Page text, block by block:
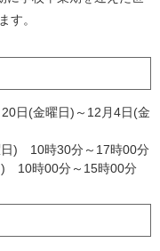
す。
日(金曜日)～12月4日(金
日) 10時30分～17時00分
) 10時00分～15時00分